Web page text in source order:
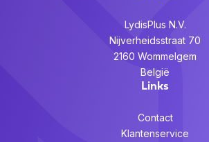
LydisPlus N.V.
Nijverheidsstraat 70
2160 Wommelgem
België
Links
Contact
Klantenservice